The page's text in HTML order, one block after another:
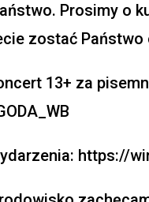
Prosimy o
zostać
13+ za
https://